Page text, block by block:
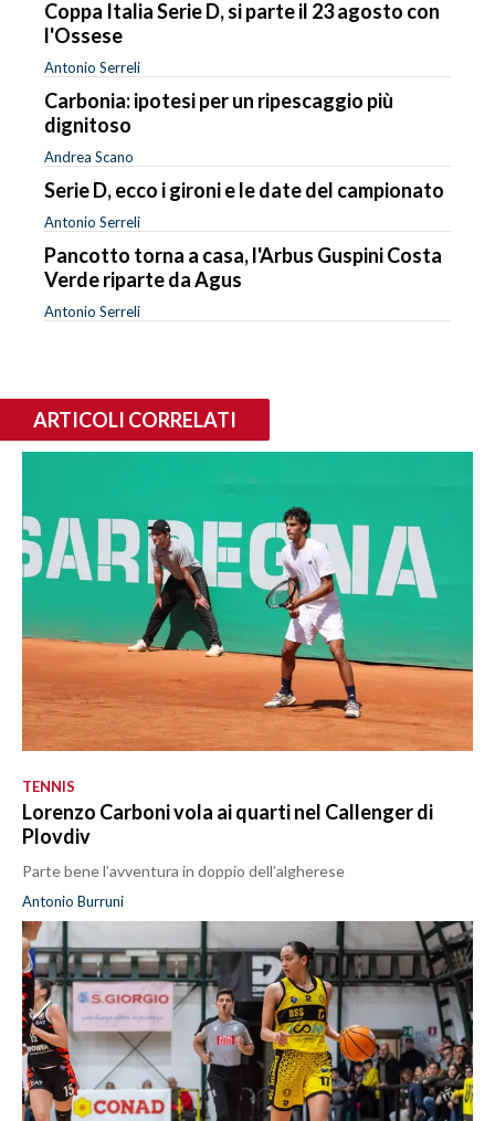
Coppa Italia Serie D, si parte il 23 agosto con
l'Ossese
Antonio Serreli
Carbonia: ipotesi per un ripescaggio più
dignitoso
Andrea Scano
Serie D, ecco i gironi e le date del campionato
Antonio Serreli
Pancotto torna a casa, l'Arbus Guspini Costa
Verde riparte da Agus
Antonio Serreli
ARTICOLI CORRELATI
TENNIS
Lorenzo Carboni vola ai quarti nel Callenger di
Plovdiv
Parte bene l’avventura in doppio dell’algherese
Antonio Burruni